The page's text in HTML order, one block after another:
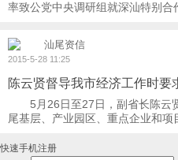
率致公党中央调研组就深汕特别合
汕尾资信
2015-5-28 11:25
陈云贤督导我市经济工作时要
5月26日至27日，副省长陈云
尾基层、产业园区、重点企业和项
快速手机注册